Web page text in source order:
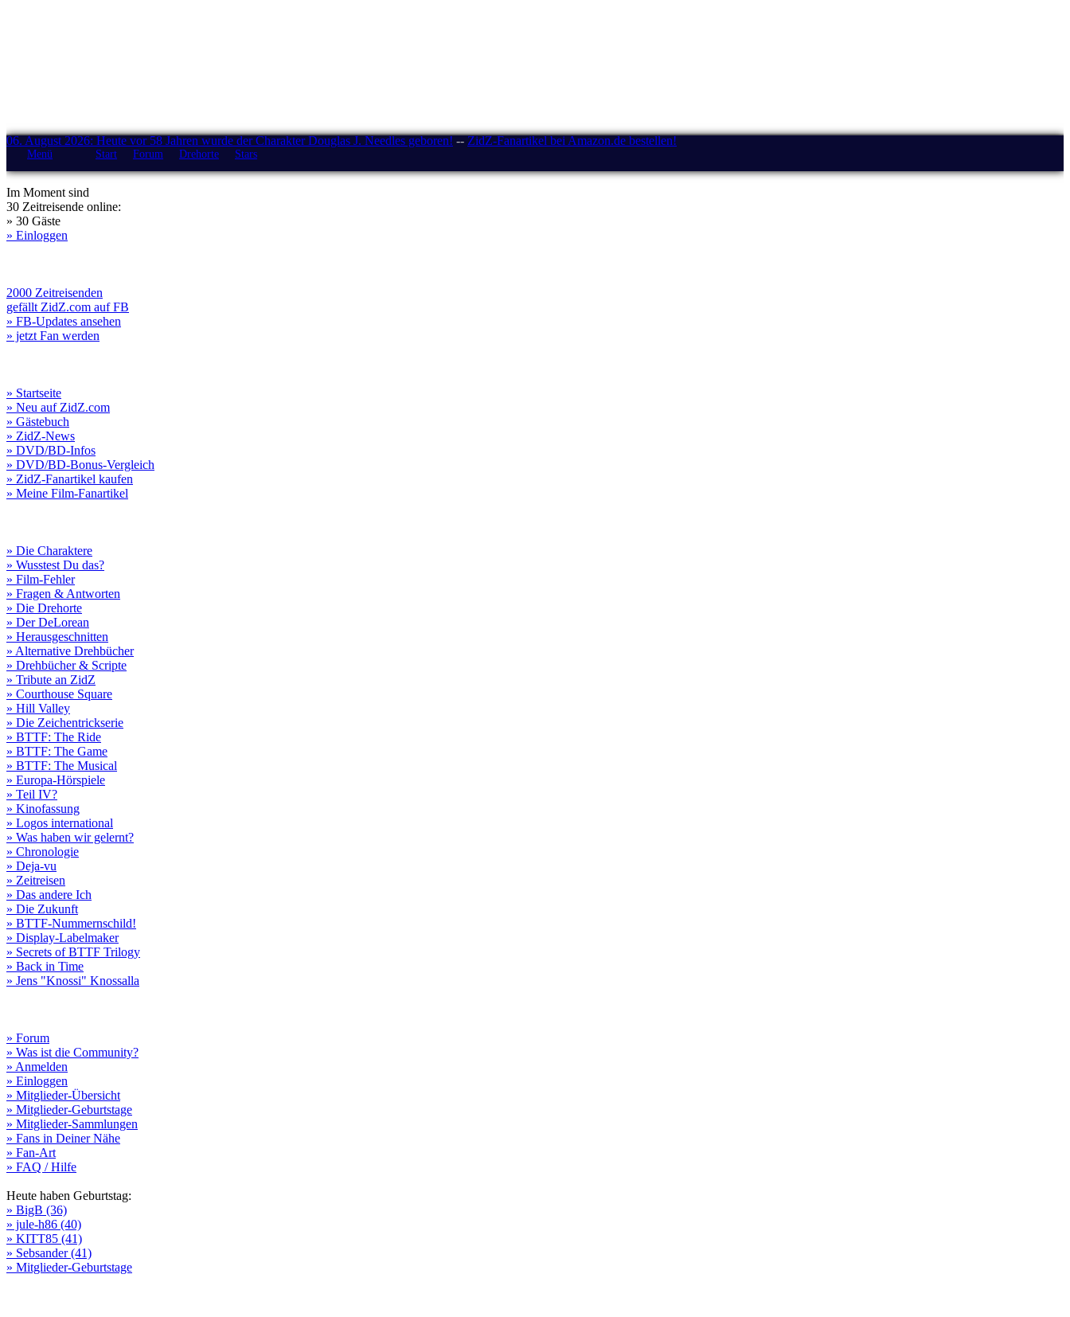
06. August 2026: Heute vor 58 Jahren wurde der Charakter Douglas J. Needles geboren! -- ZidZ-Fanartikel bei Amazon.de bestellen!
Menü Start Forum Drehorte Stars
Im Moment sind
30 Zeitreisende online:
» 30 Gäste
» Einloggen
2000 Zeitreisenden
gefällt ZidZ.com auf FB
» FB-Updates ansehen
» jetzt Fan werden
» Startseite
» Neu auf ZidZ.com
» Gästebuch
» ZidZ-News
» DVD/BD-Infos
» DVD/BD-Bonus-Vergleich
» ZidZ-Fanartikel kaufen
» Meine Film-Fanartikel
» Die Charaktere
» Wusstest Du das?
» Film-Fehler
» Fragen & Antworten
» Die Drehorte
» Der DeLorean
» Herausgeschnitten
» Alternative Drehbücher
» Drehbücher & Scripte
» Tribute an ZidZ
» Courthouse Square
» Hill Valley
» Die Zeichentrickserie
» BTTF: The Ride
» BTTF: The Game
» BTTF: The Musical
» Europa-Hörspiele
» Teil IV?
» Kinofassung
» Logos international
» Was haben wir gelernt?
» Chronologie
» Deja-vu
» Zeitreisen
» Das andere Ich
» Die Zukunft
» BTTF-Nummernschild!
» Display-Labelmaker
» Secrets of BTTF Trilogy
» Back in Time
» Jens "Knossi" Knossalla
» Forum
» Was ist die Community?
» Anmelden
» Einloggen
» Mitglieder-Übersicht
» Mitglieder-Geburtstage
» Mitglieder-Sammlungen
» Fans in Deiner Nähe
» Fan-Art
» FAQ / Hilfe
Heute haben Geburtstag:
» BigB (36)
» jule-h86 (40)
» KITT85 (41)
» Sebsander (41)
» Mitglieder-Geburtstage